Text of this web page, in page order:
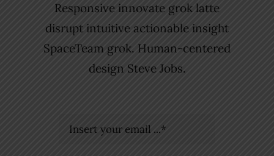
Responsive innovate grok latte
disrupt intuitive actionable insight
SpaceTeam grok. Human-centered
design Steve Jobs.